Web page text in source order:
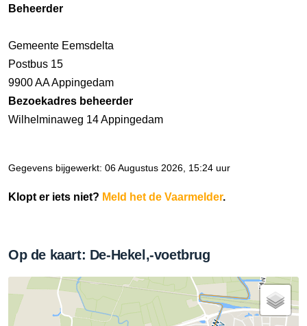
Beheerder
Gemeente Eemsdelta
Postbus 15
9900 AA Appingedam
Bezoekadres beheerder
Wilhelminaweg 14 Appingedam
Gegevens bijgewerkt: 06 Augustus 2026, 15:24 uur
Klopt er iets niet? Meld het de Vaarmelder.
Op de kaart: De-Hekel,-voetbrug